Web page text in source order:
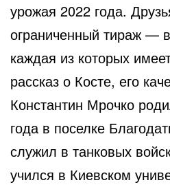
урожая 2022 года.
ограниченный тираж —
каждая из которых
рассказ о Косте, его
Константин Мрочко
года в поселке
служил в танковых
учился в Киевском